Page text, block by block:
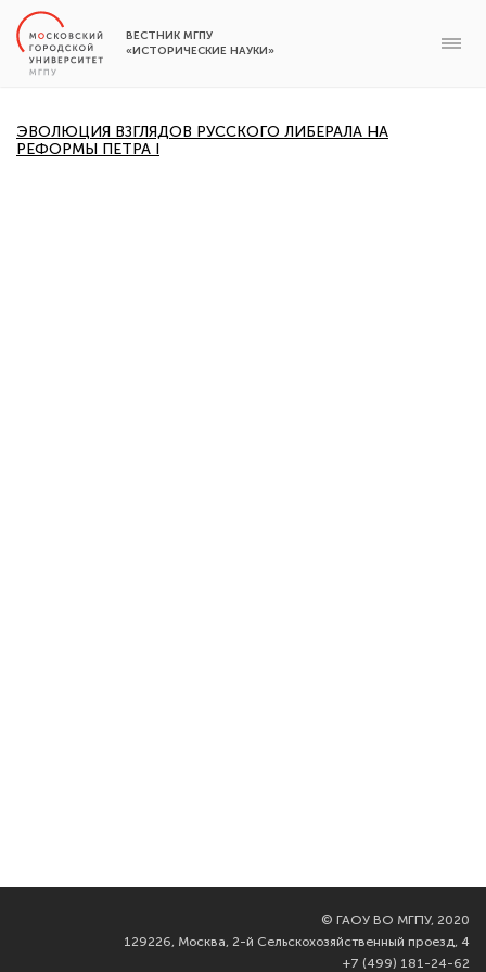
ВЕСТНИК МГПУ
«ИСТОРИЧЕСКИЕ НАУКИ»
ЭВОЛЮЦИЯ ВЗГЛЯДОВ РУССКОГО ЛИБЕРАЛА НА
РЕФОРМЫ ПЕТРА I
© ГАОУ ВО МГПУ, 2020
129226, Москва, 2-й Сельскохозяйственный проезд, 4
+7 (499) 181-24-62